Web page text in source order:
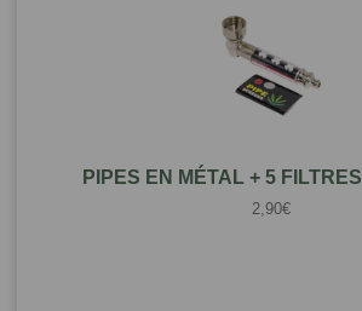
PIPES EN MÉTAL + 5 FILTRES
2,90€